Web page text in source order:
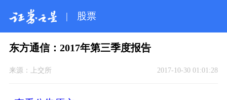
| 股票
东方通信：2017年第三季度报告
来源： 上交所 2017-10-30 01:01:28